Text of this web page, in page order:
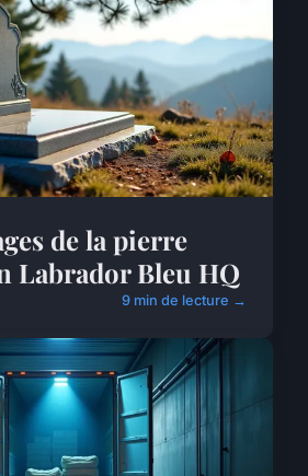
de la pierre
Labrador Bleu HQ
9 min de lecture →